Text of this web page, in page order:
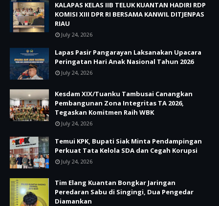
KALAPAS KELAS IIB TELUK KUANTAN HADIRI RDP
KOMISI XIII DPR RI BERSAMA KANWIL DITJENPAS
RIAU
July 24, 2026
Lapas Pasir Pangarayan Laksanakan Upacara
Peringatan Hari Anak Nasional Tahun 2026
July 24, 2026
Kesdam XIX/Tuanku Tambusai Canangkan
Pembangunan Zona Integritas TA 2026,
Tegaskan Komitmen Raih WBK
July 24, 2026
Temui KPK, Bupati Siak Minta Pendampingan
Perkuat Tata Kelola SDA dan Cegah Korupsi
July 24, 2026
Tim Elang Kuantan Bongkar Jaringan
Peredaran Sabu di Singingi, Dua Pengedar
Diamankan